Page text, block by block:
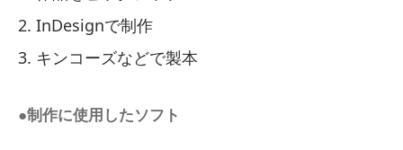
InDesignで制作
キンコーズなどで製本
●制作に使用したソフト